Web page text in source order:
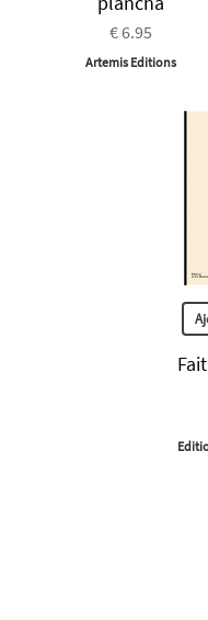
€ 6.95
Artemis Editions